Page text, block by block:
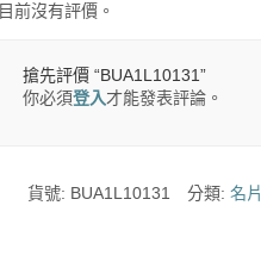
目前沒有評價。
搶先評價 “BUA1L10131”
你必須登入才能發表評論。
貨號: BUA1L10131 分類:名片